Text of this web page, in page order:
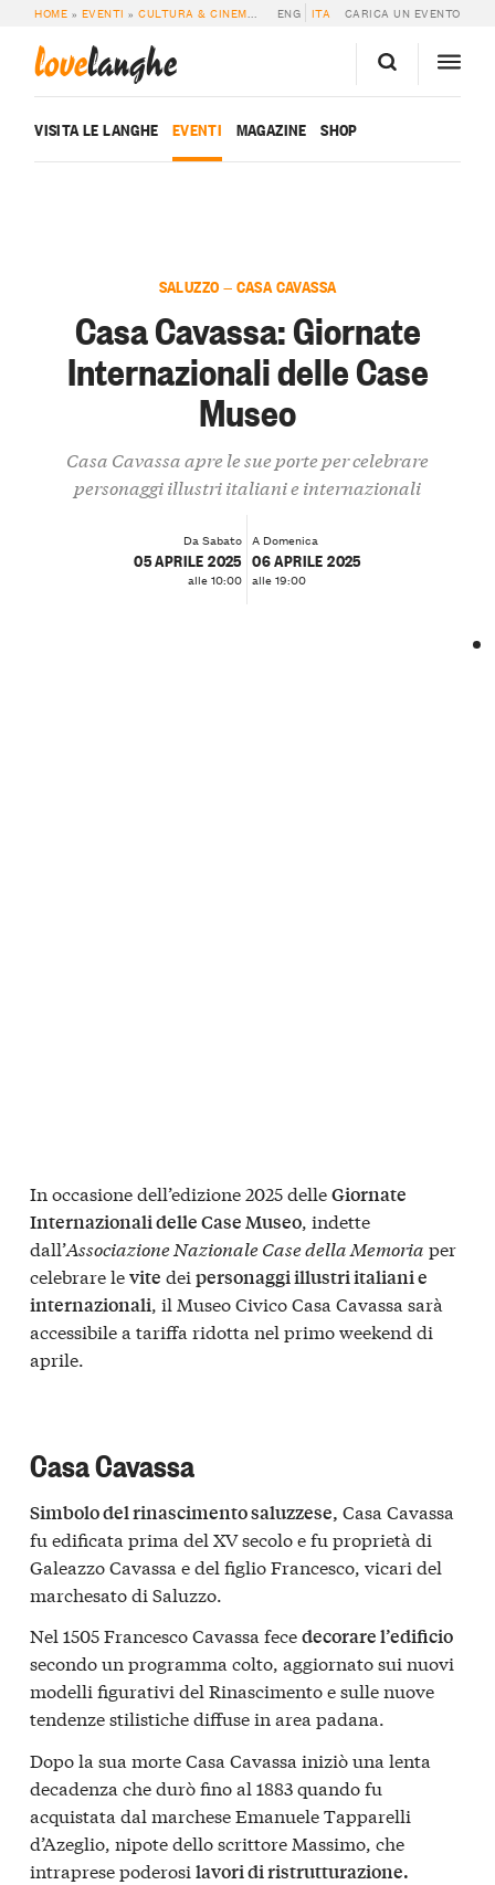
HOME » EVENTI »CULTURA & CINEMA » CASA CAVASSA: GIORNATE
ENG ITA CARICA UN EVENTO
lovelanghe
VISITA LE LANGHE EVENTI MAGAZINE SHOP
SALUZZO — CASA CAVASSA
Casa Cavassa: Giornate
Internazionali delle Case
Museo
Casa Cavassa apre le sue porte per celebrare
personaggi illustri italiani e internazionali
Da Sabato
05 APRILE 2025
alle 10:00
A Domenica
06 APRILE 2025
alle 19:00
In occasione dell’edizione 2025 delleGiornate
Internazionali delle Case Museo, indette
dall’Associazione Nazionale Case della Memoria per
celebrare levite dei personaggi illustri italiani e
internazionali, il Museo Civico Casa Cavassa sarà
accessibile a tariffa ridotta nel primo weekend di
aprile.
Casa Cavassa
Simbolo del rinascimento saluzzese, Casa Cavassa
fu edificata prima del XV secolo e fu proprietà di
Galeazzo Cavassa e del figlio Francesco, vicari del
marchesato di Saluzzo.
Nel 1505 Francesco Cavassa fecedecorare l’edificio
secondo un programma colto, aggiornato sui nuovi
modelli figurativi del Rinascimento e sulle nuove
tendenze stilistiche diffuse in area padana.
Dopo la sua morte Casa Cavassa iniziò una lenta
decadenza che durò fino al 1883 quando fu
acquistata dal marchese Emanuele Tapparelli
d’Azeglio, nipote dello scrittore Massimo, che
intraprese poderosi lavori di ristrutturazione.